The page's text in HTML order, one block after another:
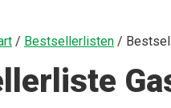
/ Bestsellerlisten /